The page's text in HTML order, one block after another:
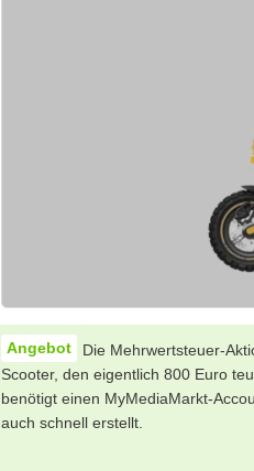
Die Mehrwertsteuer-
Scooter, den eigentlich 800 Euro
benötigt einen MyMediaMarkt-
auch schnell erstellt.